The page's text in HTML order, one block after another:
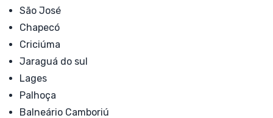
São José
Chapecó
Criciúma
Jaraguá do sul
Lages
Palhoça
Balneário Camboriú